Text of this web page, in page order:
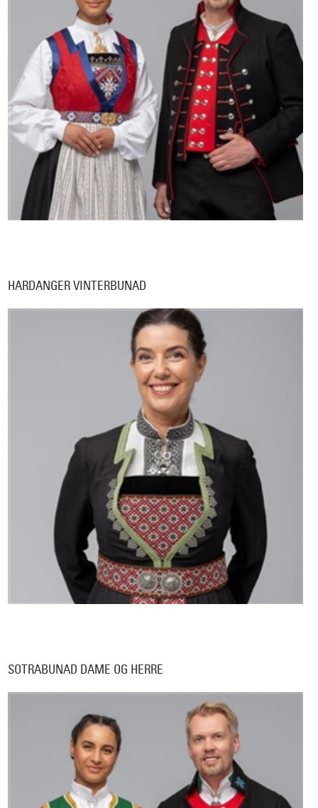
HARDANGER VINTERBUNAD
SOTRABUNAD DAME OG HERRE